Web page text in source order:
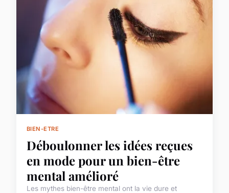
BIEN-ETRE
Déboulonner les idées reçues
en mode pour un bien-être
mental amélioré
Les mythes bien-être mental ont la vie dure et